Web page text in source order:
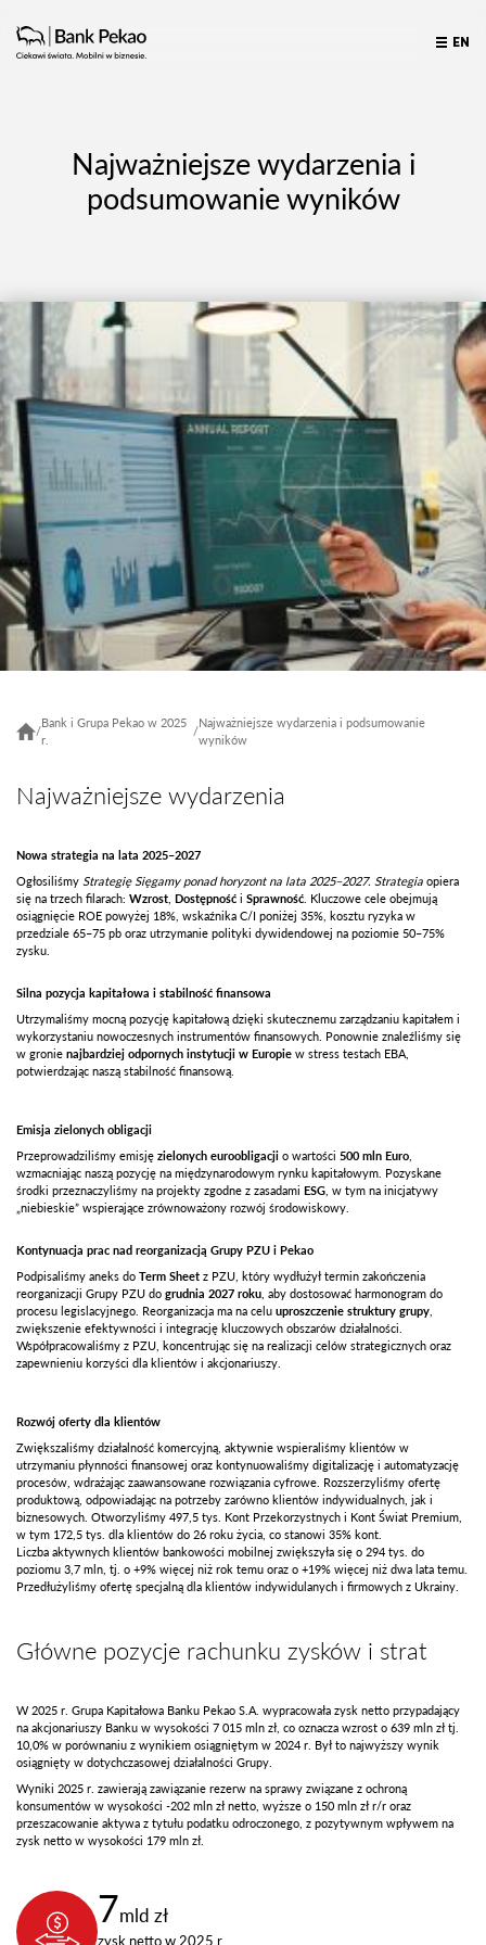
EN
Najważniejsze wydarzenia i
podsumowanie wyników
/
Bank i Grupa Pekao w 2025
r.
/
Najważniejsze wydarzenia i podsumowanie
wyników
Najważniejsze wydarzenia
Nowa strategia na lata 2025–2027
Ogłosiliśmy Strategię Sięgamy ponad horyzont na lata 2025–2027. Strategia opiera
się na trzech filarach: Wzrost Dostępność i Sprawność . Kluczowe cele obejmują
osiągnięcie ROE powyżej 18%, wskaźnika C/I poniżej 35%, kosztu ryzyka w
przedziale 65–75 pb oraz utrzymanie polityki dywidendowej na poziomie 50–75%
zysku.
Silna pozycja kapitałowa i stabilność finansowa
Utrzymaliśmy mocną pozycję kapitałową dzięki skutecznemu zarządzaniu kapitałem i
wykorzystaniu nowoczesnych instrumentów finansowych. Ponownie znaleźliśmy się
w gronie najbardziej odpornych instytucji w Europie w stress testach EBA,
potwierdzając naszą stabilność finansową.
Emisja zielonych obligacji
Przeprowadziliśmy emisję zielonych euroobligacji o wartości 500 mln Euro
wzmacniając naszą pozycję na międzynarodowym rynku kapitałowym. Pozyskane
środki przeznaczyliśmy na projekty zgodne z zasadami ESG , w tym na inicjatywy
„niebieskie” wspierające zrównoważony rozwój środowiskowy.
Kontynuacja prac nad reorganizacją Grupy PZU i Pekao
Podpisaliśmy aneks do Term Sheet z PZU, który wydłużył termin zakończenia
reorganizacji Grupy PZU do grudnia 2027 roku , aby dostosować harmonogram do
procesu legislacyjnego. Reorganizacja ma na celu uproszczenie struktury grupy
zwiększenie efektywności i integrację kluczowych obszarów działalności.
Współpracowaliśmy z PZU, koncentrując się na realizacji celów strategicznych oraz
zapewnieniu korzyści dla klientów i akcjonariuszy.
Rozwój oferty dla klientów
Zwiększaliśmy działalność komercyjną, aktywnie wspieraliśmy klientów w
utrzymaniu płynności finansowej oraz kontynuowaliśmy digitalizację i automatyzację
procesów, wdrażając zaawansowane rozwiązania cyfrowe. Rozszerzyliśmy ofertę
produktową, odpowiadając na potrzeby zarówno klientów indywidualnych, jak i
biznesowych. Otworzyliśmy 497,5 tys. Kont Przekorzystnych i Kont Świat Premium,
w tym 172,5 tys. dla klientów do 26 roku życia, co stanowi 35% kont.
Liczba aktywnych klientów bankowości mobilnej zwiększyła się o 294 tys. do
poziomu 3,7 mln, tj. o +9% więcej niż rok temu oraz o +19% więcej niż dwa lata temu.
Przedłużyliśmy ofertę specjalną dla klientów indywidulanych i firmowych z Ukrainy.
Główne pozycje rachunku zysków i strat
W 2025 r. Grupa Kapitałowa Banku Pekao S.A. wypracowała zysk netto przypadający
na akcjonariuszy Banku w wysokości 7 015 mln zł, co oznacza wzrost o 639 mln zł tj.
10,0% w porównaniu z wynikiem osiągniętym w 2024 r. Był to najwyższy wynik
osiągnięty w dotychczasowej działalności Grupy.
Wyniki 2025 r. zawierają zawiązanie rezerw na sprawy związane z ochroną
konsumentów w wysokości -202 mln zł netto, wyższe o 150 mln zł r/r oraz
przeszacowanie aktywa z tytułu podatku odroczonego, z pozytywnym wpływem na
zysk netto w wysokości 179 mln zł.
7mld zł
zysk netto w 2025 r.